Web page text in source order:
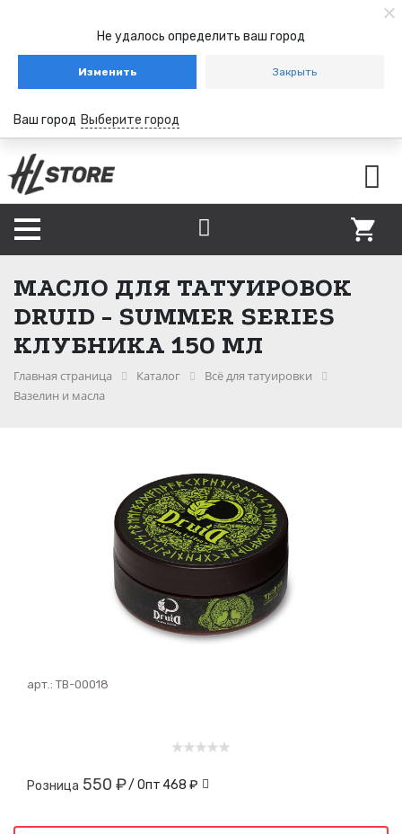
Не удалось определить ваш город
Изменить Закрыть
Ваш город Выберите город
МАСЛО ДЛЯ ТАТУИРОВОК
DRUID - SUMMER SERIES
КЛУБНИКА 150 МЛ
Главная страница Каталог
Всё для татуировки
Вазелин и масла
арт.: ТВ-00018
Розница 550 ₽/ Опт 468 ₽